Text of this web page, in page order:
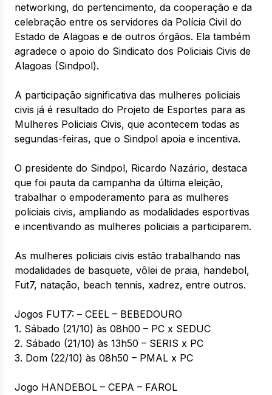
networking, do pertencimento, da cooperação e da
celebração entre os servidores da Polícia Civil do
Estado de Alagoas e de outros órgãos. Ela também
agradece o apoio do Sindicato dos Policiais Civis de
Alagoas (Sindpol).
A participação significativa das mulheres policiais
civis já é resultado do Projeto de Esportes para as
Mulheres Policiais Civis, que acontecem todas as
segundas-feiras, que o Sindpol apoia e incentiva.
O presidente do Sindpol, Ricardo Nazário, destaca
que foi pauta da campanha da última eleição,
trabalhar o empoderamento para as mulheres
policiais civis, ampliando as modalidades esportivas
e incentivando as mulheres policiais a participarem.
As mulheres policiais civis estão trabalhando nas
modalidades de basquete, vôlei de praia, handebol,
Fut7, natação, beach tennis, xadrez, entre outros.
Jogos FUT7: – CEEL – BEBEDOURO
1. Sábado (21/10) às 08h00 – PC x SEDUC
2. Sábado (21/10) às 13h50 – SERIS x PC
3. Dom (22/10) às 08h50 – PMAL x PC
Jogo HANDEBOL – CEPA – FAROL